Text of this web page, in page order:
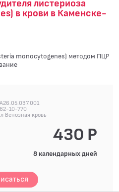
листериоза
в крови в Каменске-
monocytogenes) методом ПЦР
10-770
Венозная кровь
430 Р
8 календарных дней